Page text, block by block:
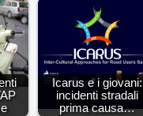
Icarus e i giovani:
incidenti stradali
prima causa…